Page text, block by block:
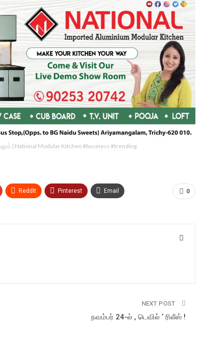
| National Modular Kitchen #business #trending
0
ReddIt Pinterest Email
NEXT POST
நவம்பர் 24-ல் , டெவில் ‘ ரிலீஸ் !